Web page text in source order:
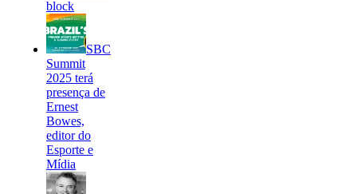
block
SBC
Summit
2025 terá
presença de
Ernest
Bowes,
editor do
Esporte e
Mídia